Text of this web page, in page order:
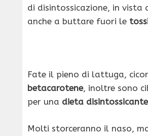
di disintossicazione, in vista
anche a buttare fuori le
Fate il pieno di lattuga,
betacarotene, inoltre sono
per una dieta disintossicante
Molti storceranno il naso,